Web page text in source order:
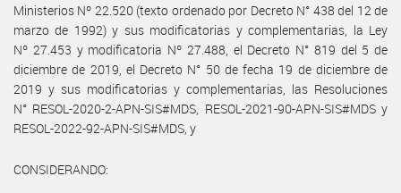
Ministerios Nº 22.520 (texto ordenado por Decreto N° 438 del 12 de
marzo de 1992) y sus modificatorias y complementarias, la Ley
Nº 27.453 y modificatoria Nº 27.488, el Decreto N° 819 del 5 de
diciembre de 2019, el Decreto N° 50 de fecha 19 de diciembre de
2019 y sus modificatorias y complementarias, las Resoluciones
N° RESOL-2020-2-APN-SIS#MDS, RESOL-2021-90-APN-SIS#MDS y
RESOL-2022-92-APN-SIS#MDS, y
CONSIDERANDO: